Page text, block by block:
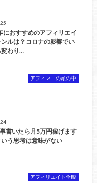
におすすめのアフィリエイ
ンルは？コロナの影響でい
変わり…
アフィマニの頭の中
書いたら月5万円稼げます
う思考は意味がない
アフィリエイト全般